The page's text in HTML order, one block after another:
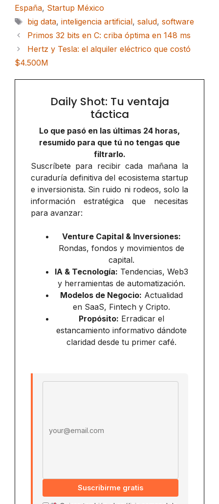
España, Startup México
Etiquetas
big data, inteligencia artificial, salud, software
Primos 32 bits en C: criba óptima en 148 ms
Hertz y Tesla: el alquiler eléctrico que costó
$4.500M
Daily Shot: Tu ventaja
táctica
Lo que pasó en las últimas 24 horas,
resumido para que tú no tengas que
filtrarlo.
Suscríbete para recibir cada mañana la
curaduría definitiva del ecosistema startup
e inversionista. Sin ruido ni rodeos, solo la
información estratégica que necesitas
para avanzar:
Venture Capital & Inversiones:
Rondas, fondos y movimientos de
capital.
IA & Tecnología: Tendencias, Web3
y herramientas de automatización.
Modelos de Negocio: Actualidad
en SaaS, Fintech y Cripto.
Propósito: Erradicar el
estancamiento informativo dándote
claridad desde tu primer café.
Suscribirme gratis